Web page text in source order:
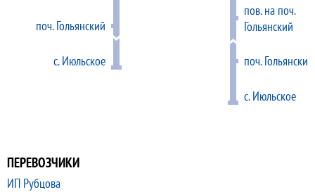
поч. Гольянский
с. Июльское
пов. на поч.
Гольянский
поч. Гольянский
с. Июльское
ПЕРЕВОЗЧИКИ
ИП Рубцова